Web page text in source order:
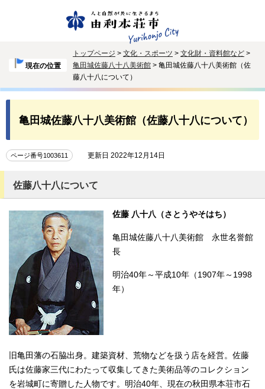
現在の位置
トップページ > 文化・スポーツ > 文化財・資料館など >
亀田城佐藤八十八美術館 > 亀田城佐藤八十八美術館（佐
藤八十八について）
亀田城佐藤八十八美術館（佐藤八十八について）
ページ番号1003611 更新日 2022年12月14日
佐藤八十八について
佐藤 八十八（さとうやそはち）
亀田城佐藤八十八美術館 永世名誉館
長
明治40年～平成10年（1907年～1998
年）
旧亀田藩の石脇出身。建築資材、荒物などを扱う店を経営。佐藤
氏は佐藤家三代にわたって収集してきた美術品等のコレクション
を岩城町に寄贈した人物です。明治40年、現在の秋田県本荘市石